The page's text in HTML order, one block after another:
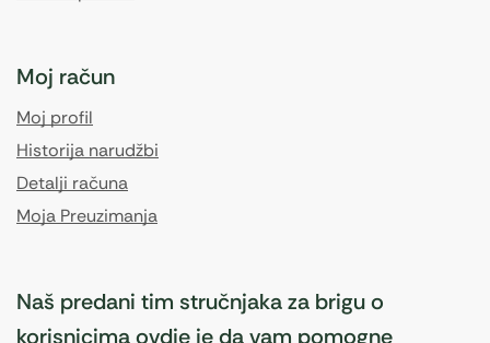
Moj račun
Moj profil
Historija narudžbi
Detalji računa
Moja Preuzimanja
Naš predani tim stručnjaka za brigu o
korisnicima ovdje je da vam pomogne